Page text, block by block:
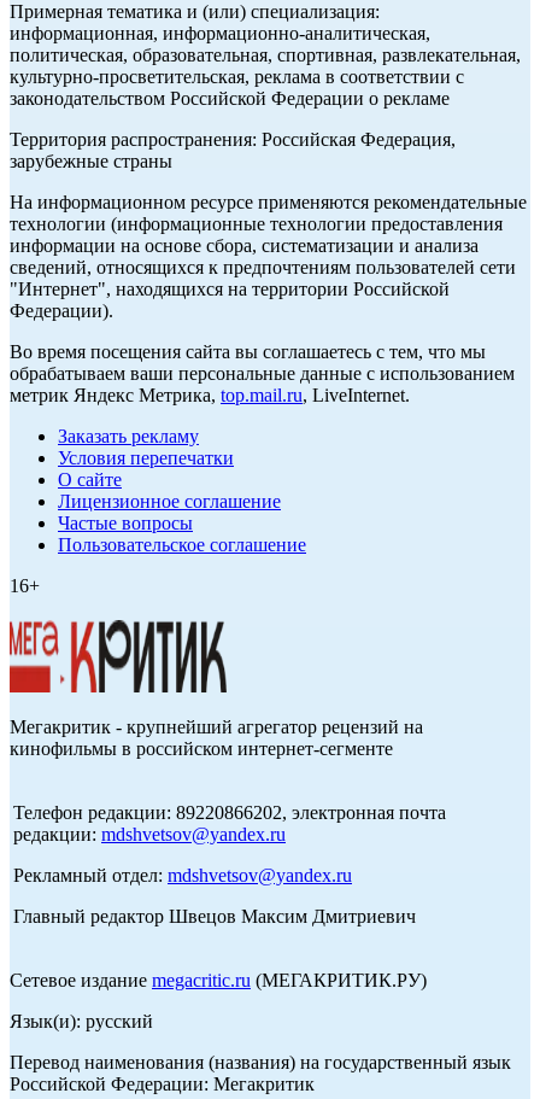
Примерная тематика и (или) специализация:
информационная, информационно-аналитическая,
политическая, образовательная, спортивная, развлекательная,
культурно-просветительская, реклама в соответствии с
законодательством Российской Федерации о рекламе
Территория распространения: Российская Федерация,
зарубежные страны
На информационном ресурсе применяются рекомендательные
технологии (информационные технологии предоставления
информации на основе сбора, систематизации и анализа
сведений, относящихся к предпочтениям пользователей сети
"Интернет", находящихся на территории Российской
Федерации).
Во время посещения сайта вы соглашаетесь с тем, что мы
обрабатываем ваши персональные данные с использованием
метрик Яндекс Метрика, top.mail.ru, LiveInternet.
Заказать рекламу
Условия перепечатки
О сайте
Лицензионное соглашение
Частые вопросы
Пользовательское соглашение
16+
Мегакритик - крупнейший агрегатор рецензий на
кинофильмы в российском интернет-сегменте
Телефон редакции: 89220866202, электронная почта
редакции: mdshvetsov@yandex.ru
Рекламный отдел: mdshvetsov@yandex.ru
Главный редактор Швецов Максим Дмитриевич
Сетевое издание megacritic.ru (МЕГАКРИТИК.РУ)
Язык(и): русский
Перевод наименования (названия) на государственный язык
Российской Федерации: Мегакритик